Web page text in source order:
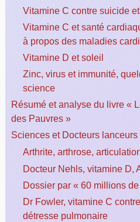
Vitamine C contre suicide
Vitamine C et santé
à propos des maladies
Vitamine D et soleil
Zinc, virus et immunité,
science
Résumé et analyse du livre «
des Pauvres »
Sciences et Docteurs lanceurs
Arthrite, arthrose,
Docteur Nehls, vitamine D,
Dossier par « 60 millions
Dr Fowler, vitamine C
détresse pulmonaire